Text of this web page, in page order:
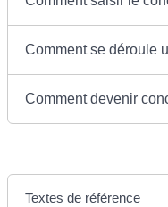
Comment se déroule
Comment devenir
Textes de référence